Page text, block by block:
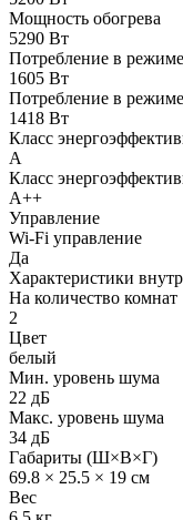
Мощность обогрева
5290 Вт
Потребление в
1605 Вт
Потребление в
1418 Вт
Класс
A
Класс
A++
Управление
Wi-Fi управление
Да
Характеристики
На количество комнат
2
Цвет
белый
Мин. уровень шума
22 дБ
Макс. уровень шума
34 дБ
Габариты (Ш×В×Г)
69.8 × 25.5 × 19 см
Вес